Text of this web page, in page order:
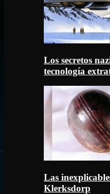
Los secretos
tecnología
Las
Klerksdorp